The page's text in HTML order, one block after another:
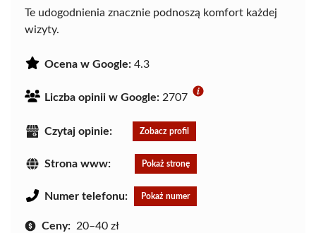
Te udogodnienia znacznie podnoszą komfort każdej
wizyty.
Ocena w Google: 4.3
Liczba opinii w Google: 2707
Czytaj opinie: Zobacz profil
Strona www: Pokaż stronę
Numer telefonu: Pokaż numer
Ceny: 20–40 zł